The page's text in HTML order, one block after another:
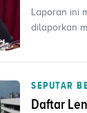
Laporan ini
dilaporkan
SEPUTAR
Daftar